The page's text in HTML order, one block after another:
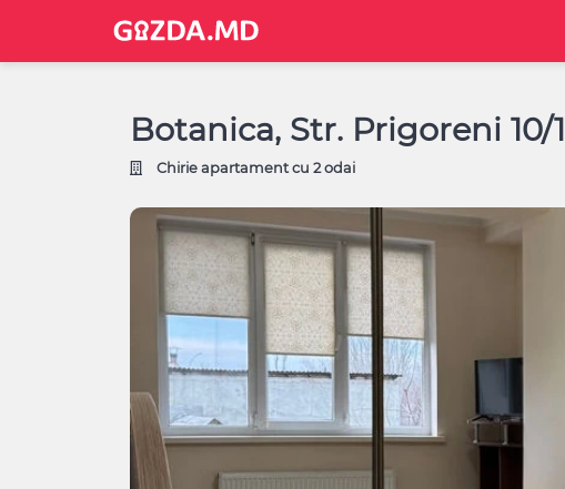
Botanica, Str. Prigoreni 10/1
Chirie apartament cu 2 odai